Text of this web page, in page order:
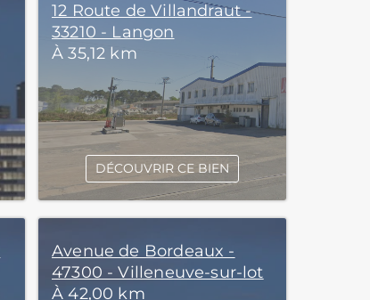
12 Route de Villandraut -
33210 - Langon
À 35,12 km
DÉCOUVRIR CE BIEN
Avenue de Bordeaux -
47300 - Villeneuve-sur-lot
À 42,00 km